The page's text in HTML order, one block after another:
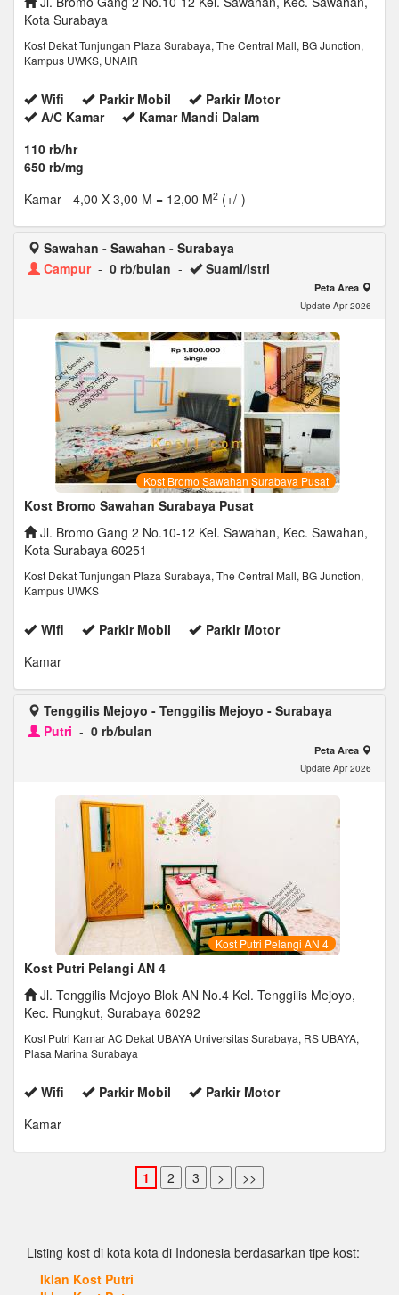
Kota Surabaya
Kost Dekat Tunjungan Plaza Surabaya, The Central Mall, BG Junction,
Kampus UWKS, UNAIR
Wifi Parkir Mobil
Parkir Motor
A/C Kamar
Kamar Mandi Dalam
110 rb/hr
650 rb/mg
Kamar - 4,00 X 3,00 M = 12,00 M2 (+/-)
Sawahan - Sawahan - Surabaya
Campur- 0 rb/bulan - Suami/Istri
Peta Area
Update Apr 2026
Kost Bromo Sawahan Surabaya Pusat
Kost Bromo Sawahan Surabaya Pusat
Jl. Bromo Gang 2 No.10-12 Kel. Sawahan, Kec. Sawahan,
Kota Surabaya 60251
Kost Dekat Tunjungan Plaza Surabaya, The Central Mall, BG Junction,
Kampus UWKS
Wifi Parkir Mobil
Parkir Motor
Kamar
Tenggilis Mejoyo - Tenggilis Mejoyo - Surabaya
Putri - 0 rb/bulan
Peta Area
Update Apr 2026
Kost Putri Pelangi AN 4
Kost Putri Pelangi AN 4
Jl. Tenggilis Mejoyo Blok AN No.4 Kel. Tenggilis Mejoyo,
Kec. Rungkut, Surabaya 60292
Kost Putri Kamar AC Dekat UBAYA Universitas Surabaya, RS UBAYA,
Plasa Marina Surabaya
Wifi Parkir Mobil
Parkir Motor
Kamar
Listing kost di kota kota di Indonesia berdasarkan tipe kost:
Iklan Kost Putri